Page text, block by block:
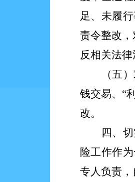
足、未履
责令整改
反相关法
（五
钱交易、 “
改。
四、
险工作作
专人负责